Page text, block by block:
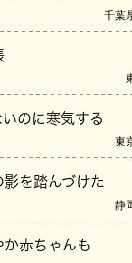
千
のに寒気する
東
を踏んづけた
静
か赤ちゃんも